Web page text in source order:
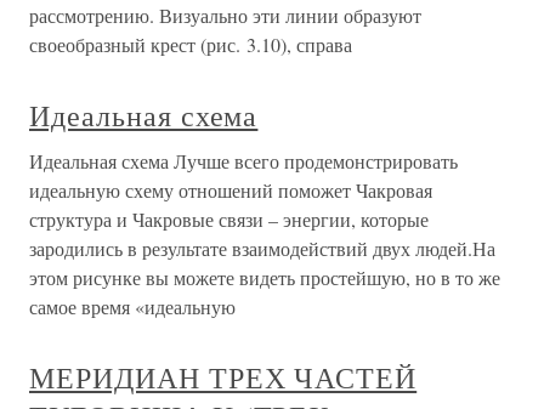
рассмотрению. Визуально эти линии образуют
своеобразный крест (рис. 3.10), справа
Идеальная схема
Идеальная схема Лучше всего продемонстрировать
идеальную схему отношений поможет Чакровая
структура и Чакровые связи – энергии, которые
зародились в результате взаимодействий двух людей.На
этом рисунке вы можете видеть простейшую, но в то же
самое время «идеальную
МЕРИДИАН ТРЕХ ЧАСТЕЙ